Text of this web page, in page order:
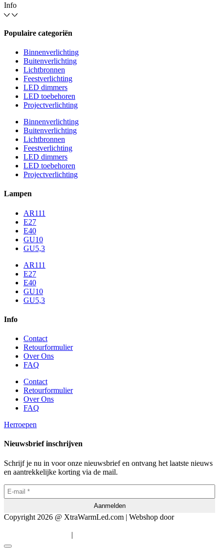
Info
Populaire categoriën
Binnenverlichting
Buitenverlichting
Lichtbronnen
Feestverlichting
LED dimmers
LED toebehoren
Projectverlichting
Binnenverlichting
Buitenverlichting
Lichtbronnen
Feestverlichting
LED dimmers
LED toebehoren
Projectverlichting
Lampen
AR111
E27
E40
GU10
GU5,3
AR111
E27
E40
GU10
GU5,3
Info
Contact
Retourformulier
Over Ons
FAQ
Contact
Retourformulier
Over Ons
FAQ
Herroepen
Nieuwsbrief inschrijven
Schrijf je nu in voor onze nieuwsbrief en ontvang het laatste nieuws
en aantrekkelijke korting via de mail.
Copyright 2026 @ XtraWarmLed.com | Webshop door
|